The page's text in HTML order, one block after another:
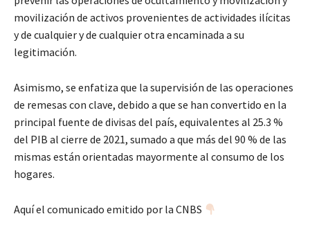
movilización de activos provenientes de actividades ilícitas
y de cualquier y de cualquier otra encaminada a su
legitimación.
Asimismo, se enfatiza que la supervisión de las operaciones
de remesas con clave, debido a que se han convertido en la
principal fuente de divisas del país, equivalentes al 25.3 %
del PIB al cierre de 2021, sumado a que más del 90 % de las
mismas están orientadas mayormente al consumo de los
hogares.
Aquí el comunicado emitido por la CNBS